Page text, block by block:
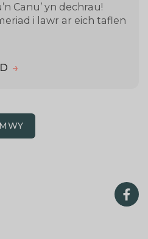
Canu’ yn dechrau!
i lawr ar eich taflen
MWY